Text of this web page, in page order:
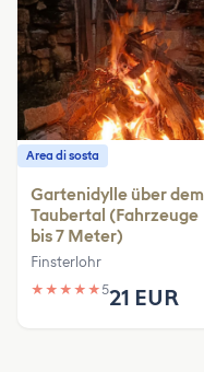
Area di sosta
Gartenidylle über dem
Taubertal (Fahrzeuge
bis 7 Meter)
Finsterlohr
★ ★ ★ ★ ★521 EUR